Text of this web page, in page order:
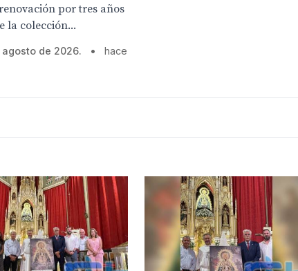
por tres años
la colección...
de 2026. •
hace